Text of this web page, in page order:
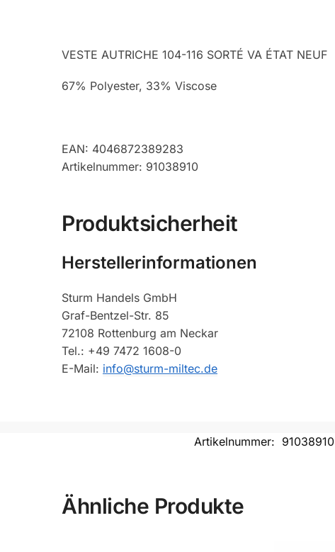
VESTE AUTRICHE 104-116 SORTÉ VA ÉTAT NEUF
67% Polyester, 33% Viscose
EAN: 4046872389283
Artikelnummer: 91038910
Produktsicherheit
Herstellerinformationen
Sturm Handels GmbH
Graf-Bentzel-Str. 85
72108 Rottenburg am Neckar
Tel.: +49 7472 1608-0
E-Mail: info@sturm-miltec.de
Artikelnummer: 91038910
Ähnliche Produkte